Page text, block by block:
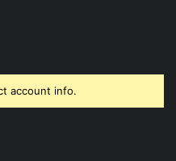
account info.